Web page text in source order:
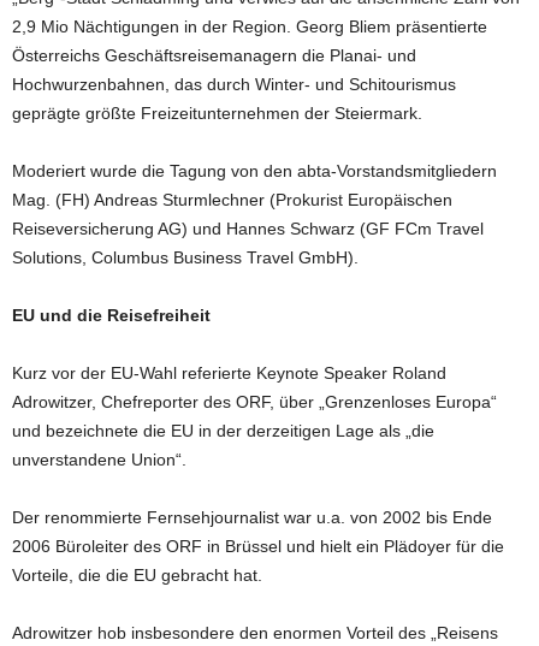
2,9 Mio Nächtigungen in der Region. Georg Bliem präsentierte
Österreichs Geschäftsreisemanagern die Planai- und
Hochwurzenbahnen, das durch Winter- und Schitourismus
geprägte größte Freizeitunternehmen der Steiermark.
Moderiert wurde die Tagung von den abta-Vorstandsmitgliedern
Mag. (FH) Andreas Sturmlechner (Prokurist Europäischen
Reiseversicherung AG) und Hannes Schwarz (GF FCm Travel
Solutions, Columbus Business Travel GmbH).
EU und die Reisefreiheit
Kurz vor der EU-Wahl referierte Keynote Speaker Roland
Adrowitzer, Chefreporter des ORF, über „Grenzenloses Europa“
und bezeichnete die EU in der derzeitigen Lage als „die
unverstandene Union“.
Der renommierte Fernsehjournalist war u.a. von 2002 bis Ende
2006 Büroleiter des ORF in Brüssel und hielt ein Plädoyer für die
Vorteile, die die EU gebracht hat.
Adrowitzer hob insbesondere den enormen Vorteil des „Reisens